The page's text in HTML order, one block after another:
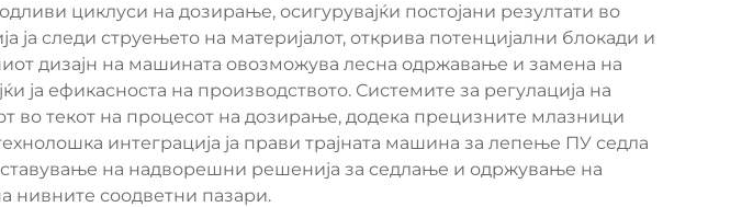
циклуси на дозирање, осигурувајќи постојани резултати во
следи струењето на материјалот, открива потенцијални блокади и
дизајн на машината овозможува лесна одржавање и замена на
ефикасноста на производството. Системите за регулација на
во текот на процесот на дозирање, додека прецизните млазници
интеграција ја прави трајната машина за лепење ПУ седла
на надворешни решенија за седлање и одржување на
нивните соодветни пазари.